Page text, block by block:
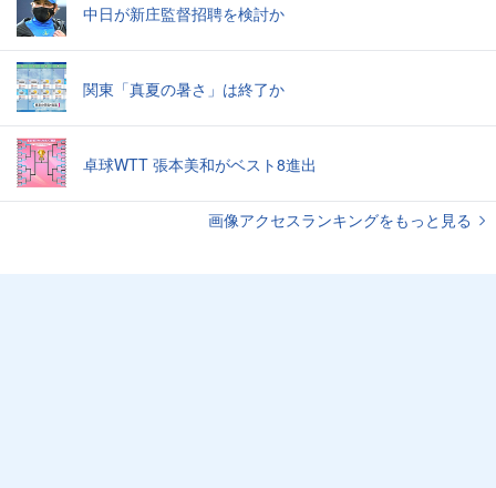
中日が新庄監督招聘を検討か
関東「真夏の暑さ」は終了か
卓球WTT 張本美和がベスト8進出
画像アクセスランキングをもっと見る